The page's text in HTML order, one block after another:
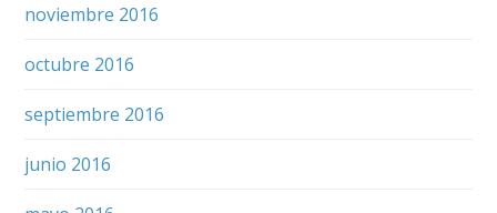
noviembre 2016
octubre 2016
septiembre 2016
junio 2016